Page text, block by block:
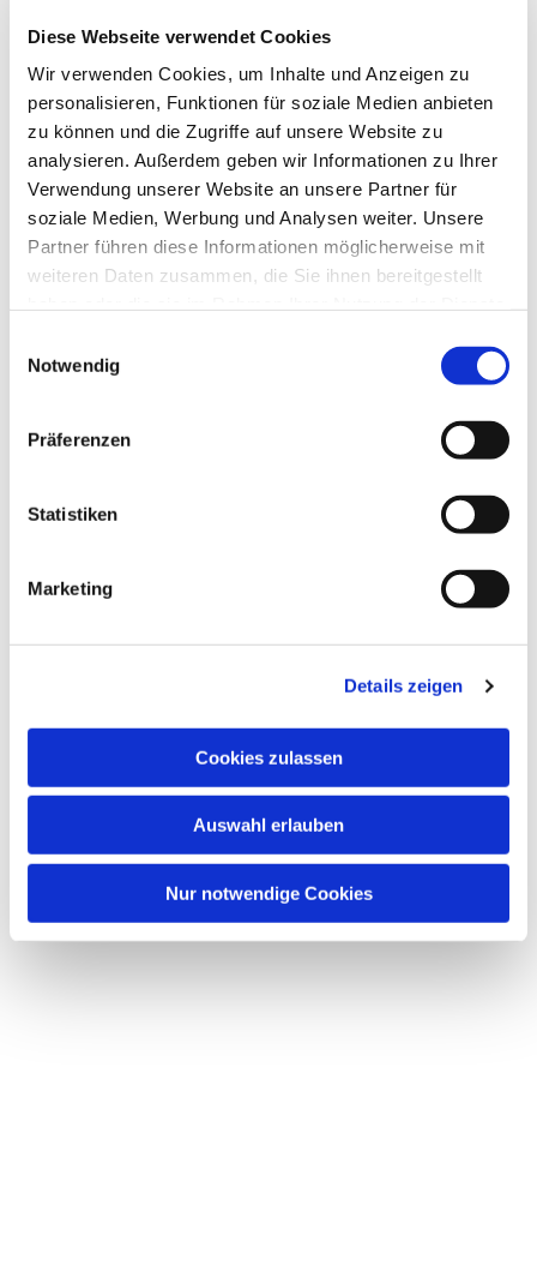
Diese Webseite verwendet Cookies
Wir verwenden Cookies, um Inhalte und Anzeigen zu
personalisieren, Funktionen für soziale Medien anbieten
zu können und die Zugriffe auf unsere Website zu
analysieren. Außerdem geben wir Informationen zu Ihrer
Verwendung unserer Website an unsere Partner für
soziale Medien, Werbung und Analysen weiter. Unsere
Partner führen diese Informationen möglicherweise mit
weiteren Daten zusammen, die Sie ihnen bereitgestellt
Notwendig
Präferenzen
Statistiken
Marketing
Details zeigen
Cookies zulassen
Auswahl erlauben
Nur notwendige Cookies